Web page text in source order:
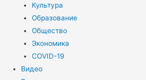
Культура
Образование
Общество
Экономика
COVID-19
Видео